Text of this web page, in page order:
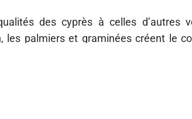
des cyprès à celles d’autres
les palmiers et graminées créent le